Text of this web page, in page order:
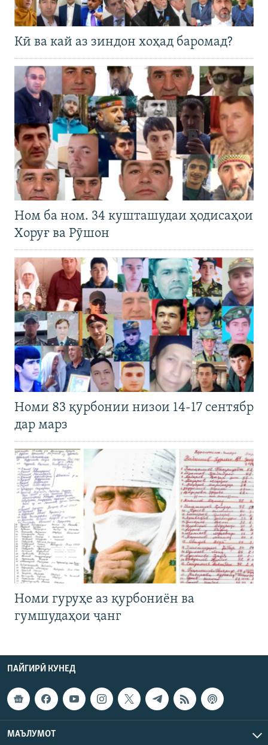
Кӣ ва кай аз зиндон хоҳад баромад?
Ном ба ном. 34 кушташудаи ҳодисаҳои
Хоруғ ва Рӯшон
Номи 83 қурбонии низои 14-17 сентябр
дар марз
Номи гуруҳе аз қурбониён ва
гумшудаҳои ҷанг
ПАЙГИРӢ КУНЕД
МАЪЛУМОТ